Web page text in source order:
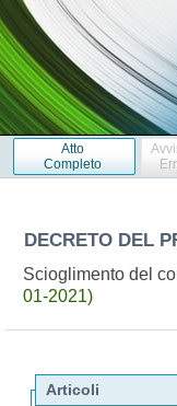
Atto
Completo
DECRETO DEL
Scioglimento del
01-2021)